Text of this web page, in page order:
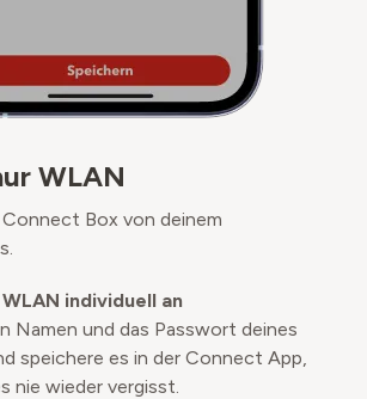
WLAN
Box von deinem
individuell an
Namen und das Passwort deines
speichere es in der Connect App,
nie wieder vergisst.